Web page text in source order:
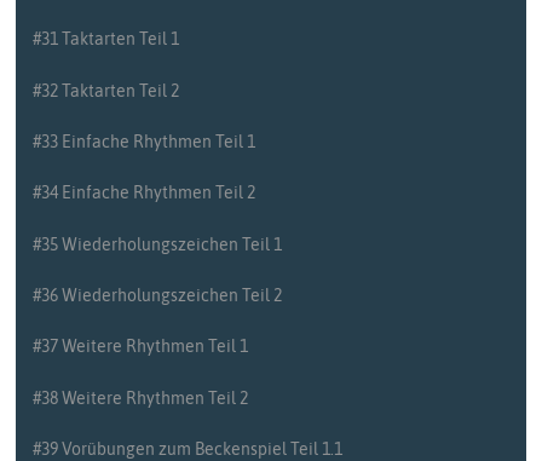
#31 Taktarten Teil 1
#32 Taktarten Teil 2
#33 Einfache Rhythmen Teil 1
#34 Einfache Rhythmen Teil 2
#35 Wiederholungszeichen Teil 1
#36 Wiederholungszeichen Teil 2
#37 Weitere Rhythmen Teil 1
#38 Weitere Rhythmen Teil 2
#39 Vorübungen zum Beckenspiel Teil 1.1